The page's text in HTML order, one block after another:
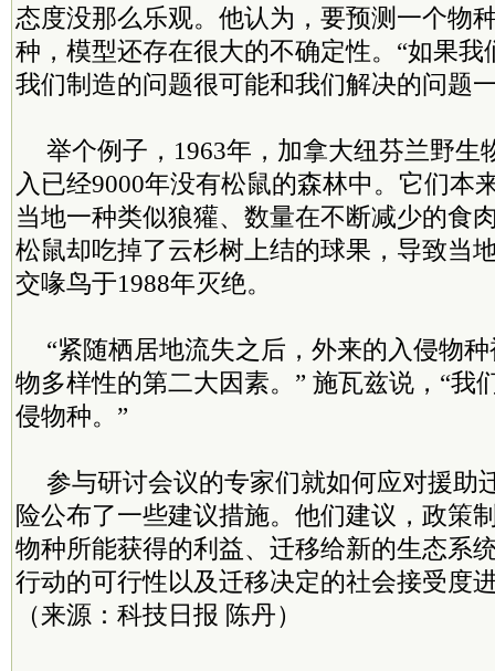
态度没那么乐观。他认为，要预测一个物
种，模型还存在很大的不确定性。“如果
我们制造的问题很可能和我们解决的问题
举个例子，1963年，加拿大纽芬兰野生
入已经9000年没有松鼠的森林中。它们本
当地一种类似狼獾、数量在不断减少的食
松鼠却吃掉了云杉树上结的球果，导致当
交喙鸟于1988年灭绝。
“紧随栖居地流失之后，外来的入侵物
物多样性的第二大因素。” 施瓦兹说，“我
侵物种。”
参与研讨会议的专家们就如何应对援助
险公布了一些建议措施。他们建议，政策
物种所能获得的利益、迁移给新的生态系
行动的可行性以及迁移决定的社会接受度
（来源：科技日报 陈丹）